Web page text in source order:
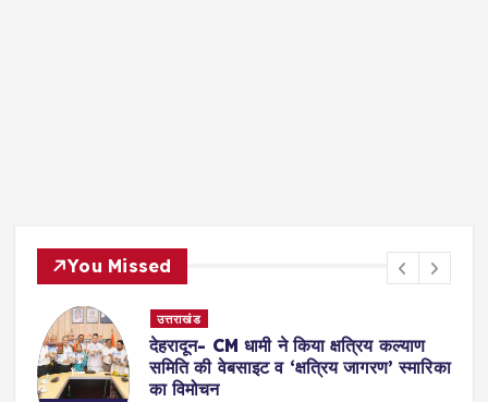
You Missed
उत्तराखंड
मल्लिकार्जुन खरगे- खरगे का BJP पर निशाना,
बोले- चुनाव के समय ही नहीं, जरूरत पर
कार्यकर्ताओं के बीच आते हैं